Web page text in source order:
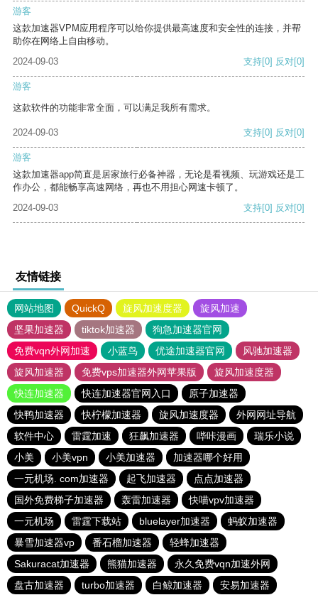
游客
这款加速器VPM应用程序可以给你提供最高速度和安全性的连接，并帮
助你在网络上自由移动。
2024-09-03
支持[0] 反对[0]
游客
这款软件的功能非常全面，可以满足我所有需求。
2024-09-03 支持[0] 反对[0]
游客
这款加速器app简直是居家旅行必备神器，无论是看视频、玩游戏还是工
作办公，都能畅享高速网络，再也不用担心网速卡顿了。
2024-09-03
支持[0] 反对[0]
友情链接
网站地图 QuickQ 旋风加速度器
旋风加速
坚果加速器
tiktok加速器
狗急加速器官网
免费vqn外网加速
小蓝鸟 优途加速器官网
风驰加速器
旋风加速器
免费vps加速器外网苹果版
旋风加速度器
快连加速器
快连加速器官网入口
原子加速器
快鸭加速器
快柠檬加速器 旋风加速度器
外网网址导航
软件中心
雷霆加速 狂飙加速器 哔咔漫画
瑞乐小说
小美
小美vpn 小美加速器
加速器哪个好用
一元机场. com加速器
起飞加速器
点点加速器
国外免费梯子加速器
轰雷加速器
快喵vpv加速器
一元机场
雷霆下载站 bluelayer加速器
蚂蚁加速器
暴雪加速器vp
番石榴加速器
轻蜂加速器
Sakuracat加速器
熊猫加速器
永久免费vqn加速外网
盘古加速器
turbo加速器 白鲸加速器 安易加速器